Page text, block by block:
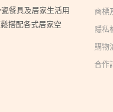
餐具及居家生活用
搭配各式居家空
商標
隱私
購物
合作